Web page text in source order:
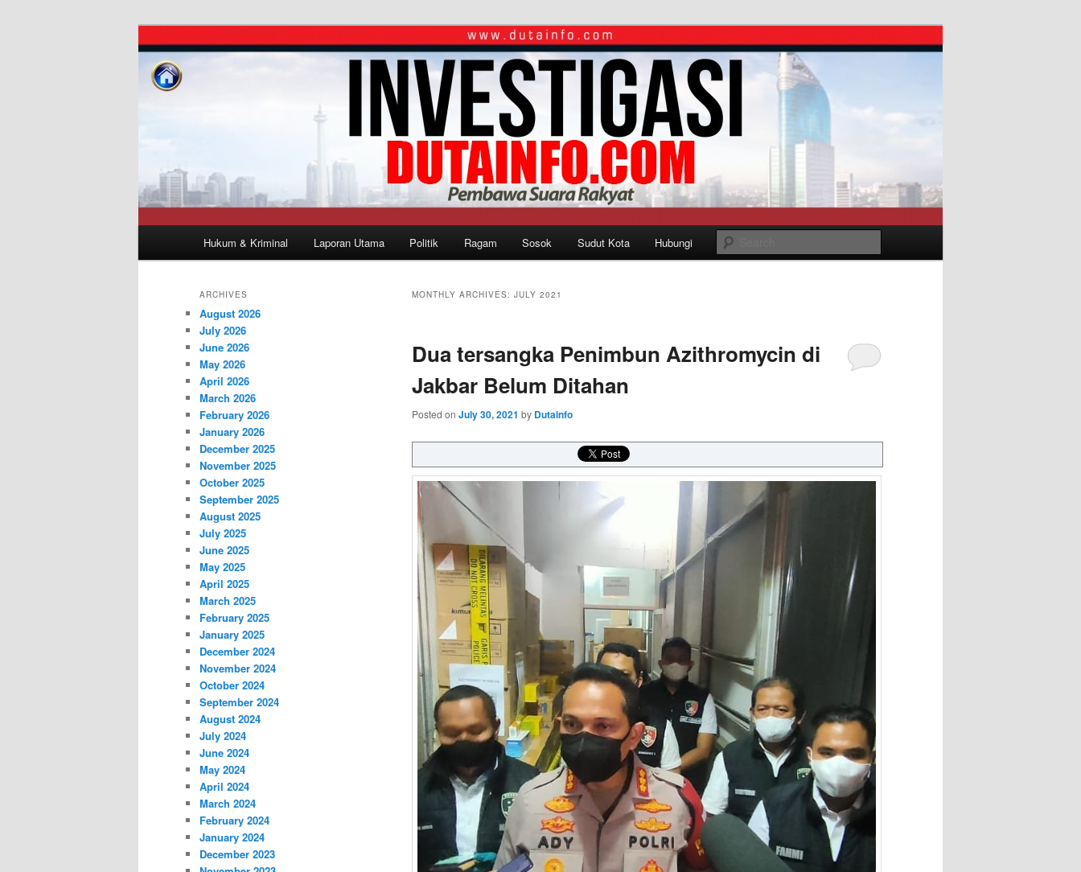
Hukum & Kriminal Laporan Utama Politik Ragam Sosok Sudut Kota Hubungi
MONTHLY ARCHIVES: JULY 2021
Dua tersangka Penimbun Azithromycin di
Jakbar Belum Ditahan
Posted on July 30, 2021 by Dutainfo
ARCHIVES
August 2026
July 2026
June 2026
May 2026
April 2026
March 2026
February 2026
January 2026
December 2025
November 2025
October 2025
September 2025
August 2025
July 2025
June 2025
May 2025
April 2025
March 2025
February 2025
January 2025
December 2024
November 2024
October 2024
September 2024
August 2024
July 2024
June 2024
May 2024
April 2024
March 2024
February 2024
January 2024
December 2023